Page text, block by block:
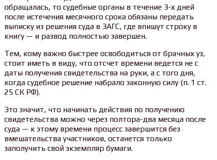
обращалась, то судебные органы в течение 3-х дней
после истечения месячного срока обязаны передать
выписку из решения суда в ЗАГС, где впишут строку в
книгу — и развод полностью завершен.
Тем, кому важно быстрее освободиться от брачных уз,
стоит иметь в виду, что отсчет времени ведется не с
даты получения свидетельства на руки, а с того дня,
когда судебное решение набрало законную силу (п. 1 ст.
25 СК РФ).
Это значит, что начинать действия по получению
свидетельства можно через полтора-два месяца после
суда — к этому времени процесс завершится без
вмешательства участников, останется только
заполучить свой экземпляр бумаги.